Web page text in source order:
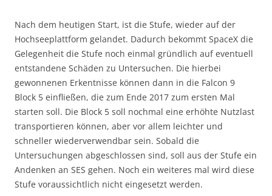
Nach dem heutigen Start, ist die Stufe, wieder auf der
Hochseeplattform gelandet. Dadurch bekommt SpaceX die
Gelegenheit die Stufe noch einmal gründlich auf eventuell
entstandene Schäden zu Untersuchen. Die hierbei
gewonnenen Erkentnisse können dann in die Falcon 9
Block 5 einfließen, die zum Ende 2017 zum ersten Mal
starten soll. Die Block 5 soll nochmal eine erhöhte Nutzlast
transportieren können, aber vor allem leichter und
schneller wiederverwendbar sein. Sobald die
Untersuchungen abgeschlossen sind, soll aus der Stufe ein
Andenken an SES gehen. Noch ein weiteres mal wird diese
Stufe voraussichtlich nicht eingesetzt werden.